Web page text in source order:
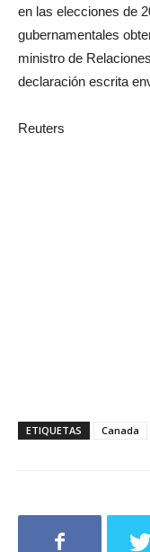
en las elecciones de
gubernamentales
ministro de
declaración escrita
Reuters
ETIQUETAS Canada